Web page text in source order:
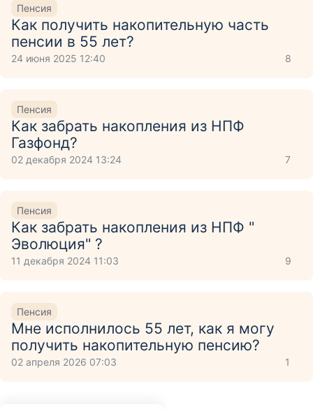
Пенсия
Как получить накопительную часть
пенсии в 55 лет?
24 июня 2025 12:40 8
Пенсия
Как забрать накопления из НПФ
Газфонд?
02 декабря 2024 13:24 7
Пенсия
Как забрать накопления из НПФ "
Эволюция" ?
11 декабря 2024 11:03 9
Пенсия
Мне исполнилось 55 лет, как я могу
получить накопительную пенсию?
02 апреля 2026 07:03 1